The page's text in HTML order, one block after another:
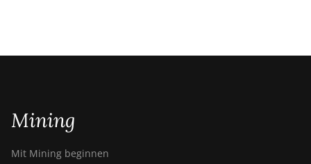
Mining
Mit Mining beginnen